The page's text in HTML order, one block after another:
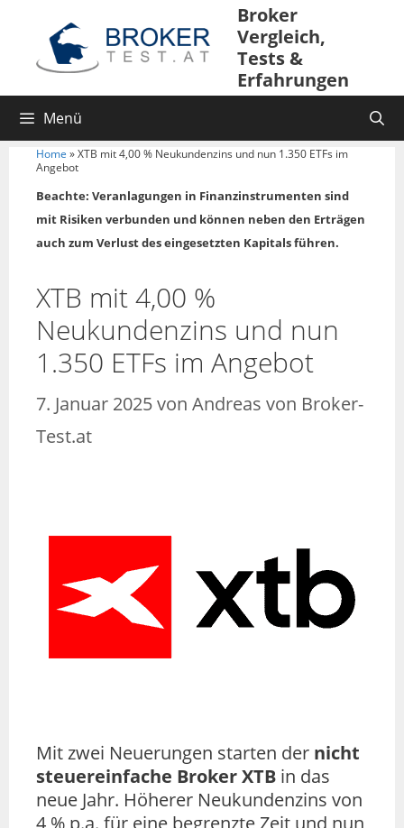
Broker
Vergleich,
Tests &
Erfahrungen
Menü
Home »XTB mit 4,00 % Neukundenzins und nun 1.350 ETFs im
Angebot
Beachte: Veranlagungen in Finanzinstrumenten sind
mit Risiken verbunden und können neben den Erträgen
auch zum Verlust des eingesetzten Kapitals führen.
XTB mit 4,00 %
Neukundenzins und nun
1.350 ETFs im Angebot
7. Januar 2025von Andreas von Broker-
Test.at
Mit zwei Neuerungen starten der nicht
steuereinfache Broker XTB in das
neue Jahr. Höherer Neukundenzins von